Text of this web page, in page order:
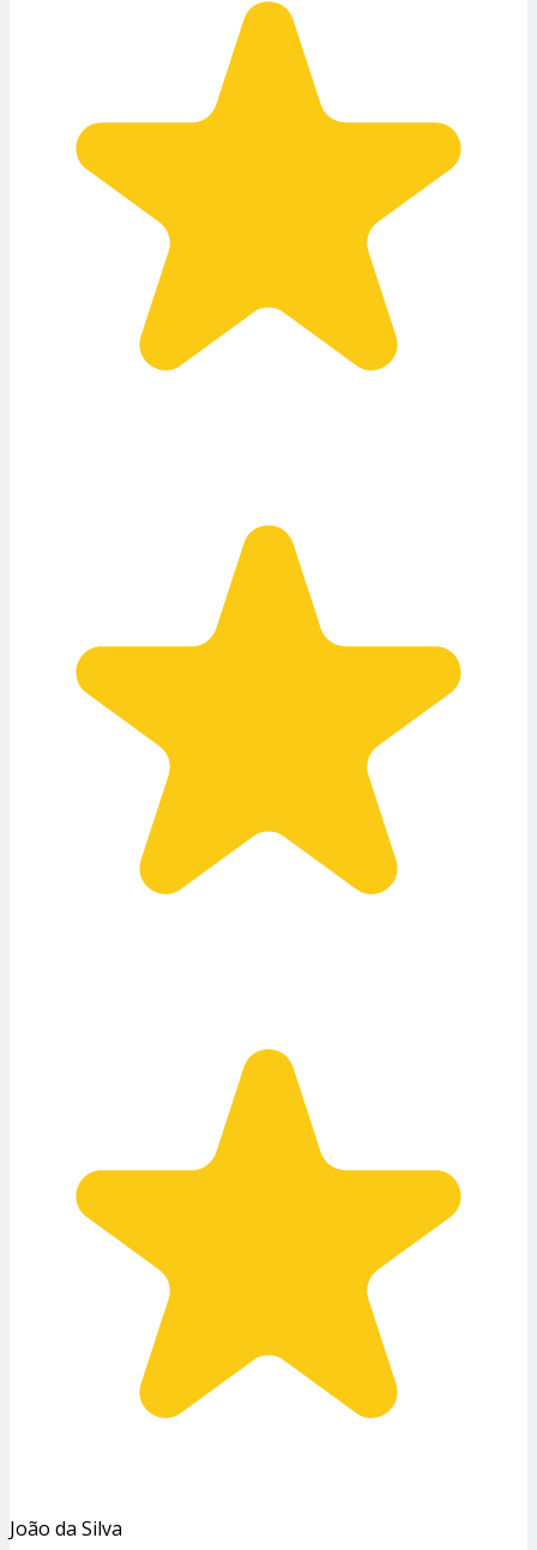
João da Silva